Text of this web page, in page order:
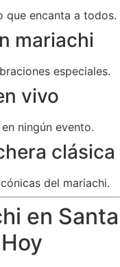
que encanta a todos.
mariachi
especiales.
vivo
ningún evento.
clásica
del mariachi.
en Santa